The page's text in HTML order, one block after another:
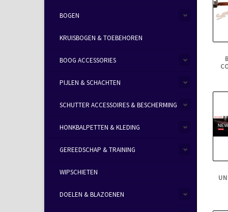
BOGEN
KRUISBOGEN & TOEBEHOREN
BOOG ACCESSORIES
PIJLEN & SCHACHTEN
SCHUTTER ACCESSOIRES & BESCHERMING
HONKBALPETTEN & KLEDING
GEREEDSCHAP & TRAINING
WIPSCHIETEN
DOELEN & BLAZOENEN